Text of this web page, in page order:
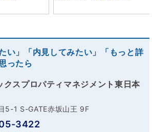
い」「内見してみたい」「もっと詳
ったら
クスプロパティマネジメント東日本
5-1 S-GATE赤坂山王 9F
3422